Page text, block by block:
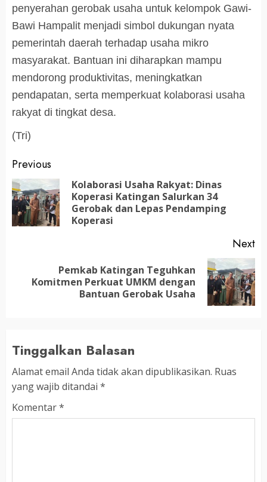
penyerahan gerobak usaha untuk kelompok Gawi-
Bawi Hampalit menjadi simbol dukungan nyata
pemerintah daerah terhadap usaha mikro
masyarakat. Bantuan ini diharapkan mampu
mendorong produktivitas, meningkatkan
pendapatan, serta memperkuat kolaborasi usaha
rakyat di tingkat desa.
(Tri)
Post
navigation
Previous
Kolaborasi Usaha Rakyat: Dinas
Koperasi Katingan Salurkan 34
Gerobak dan Lepas Pendamping
Koperasi
Next
Next
Pemkab Katingan Teguhkan
Komitmen Perkuat UMKM dengan
Bantuan Gerobak Usaha
Tinggalkan Balasan
Alamat email Anda tidak akan dipublikasikan. Ruas
yang wajib ditandai *
Komentar*